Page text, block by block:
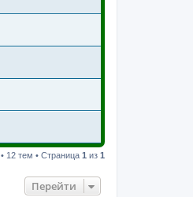
• 12 тем • Страница 1 из 1
Перейти